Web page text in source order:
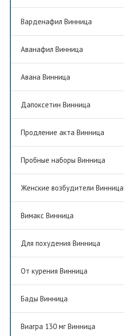
Варденафил Винница
Аванафил Винница
Авана Винница
Дапоксетин Винница
Продление акта Винница
Пробные наборы Винница
Женские возбудители Винница
Вимакс Винница
Для похудения Винница
От курения Винница
Бады Винница
Виагра 130 мг Винница